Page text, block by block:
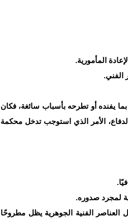
يفنده أو تطرحه بأسباب سائغة، فكان
الأمر الذي استوجب تدخل محكمة
العناصر الفنية الجوهرية يظل مطروحًا